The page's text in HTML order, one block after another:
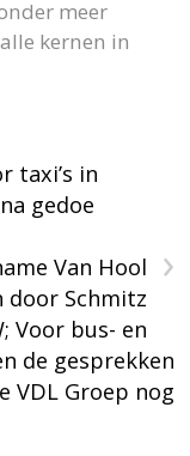
meer
kernen in
taxi’s in
gedoe
›
Van Hool
door Schmitz
Voor bus- en
de gesprekken
VDL Groep nog